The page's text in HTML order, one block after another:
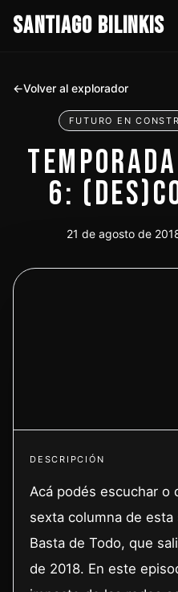
SANTIAGO BILINKIS
←Volver al explorador
FUTURO EN
6:
21 de agosto de
DESCRIPCIÓN
Acá podés escuchar o
sexta columna de
Basta de Todo, que
de 2018. En este